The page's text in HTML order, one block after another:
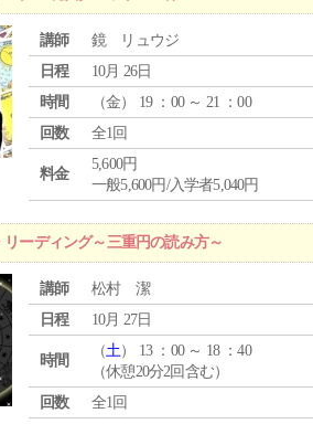
講師
鏡 リュウジ
日程
10月 26日
時間
（金） 19 ：00 ～ 21 ：00
回数
全1回
料金
5,600円
一般5,600円/入学者5,040円
ーディング～三重円の読み方～
講師
松村 潔
日程
10月 27日
時間
（土） 13 ：00 ～ 18 ：40
（休憩20分2回含む）
回数
全1回